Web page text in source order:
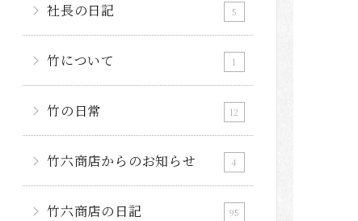
社長の日記 5
竹について 1
竹の日常 12
竹六商店からのお知らせ 4
竹六商店の日記 95